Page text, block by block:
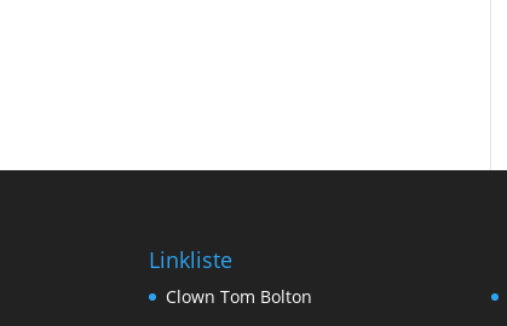
Linkliste
Clown Tom Bolton